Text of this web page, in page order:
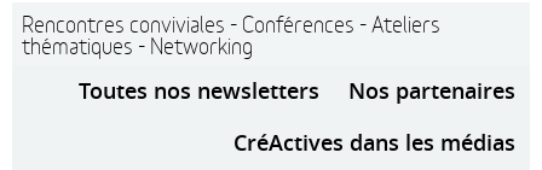
Rencontres conviviales - Conférences - Ateliers
thématiques - Networking
Toutes nos newsletters
Nos partenaires
CréActives dans les médias